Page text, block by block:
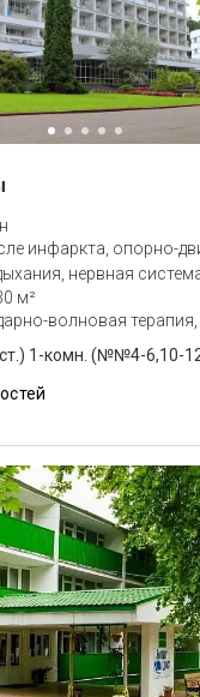
инфаркта, опорно-
нервная
м²
волновая
1-комн. (№№4-6,10-